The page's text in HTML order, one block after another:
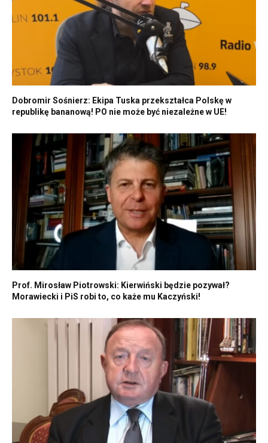
Dobromir Sośnierz: Ekipa Tuska przekształca Polskę w
republikę bananową! PO nie może być niezależne w UE!
Prof. Mirosław Piotrowski: Kierwiński będzie pozywał?
Morawiecki i PiS robi to, co każe mu Kaczyński!